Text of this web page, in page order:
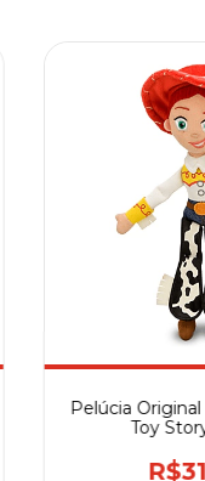
Pelúcia
Toy